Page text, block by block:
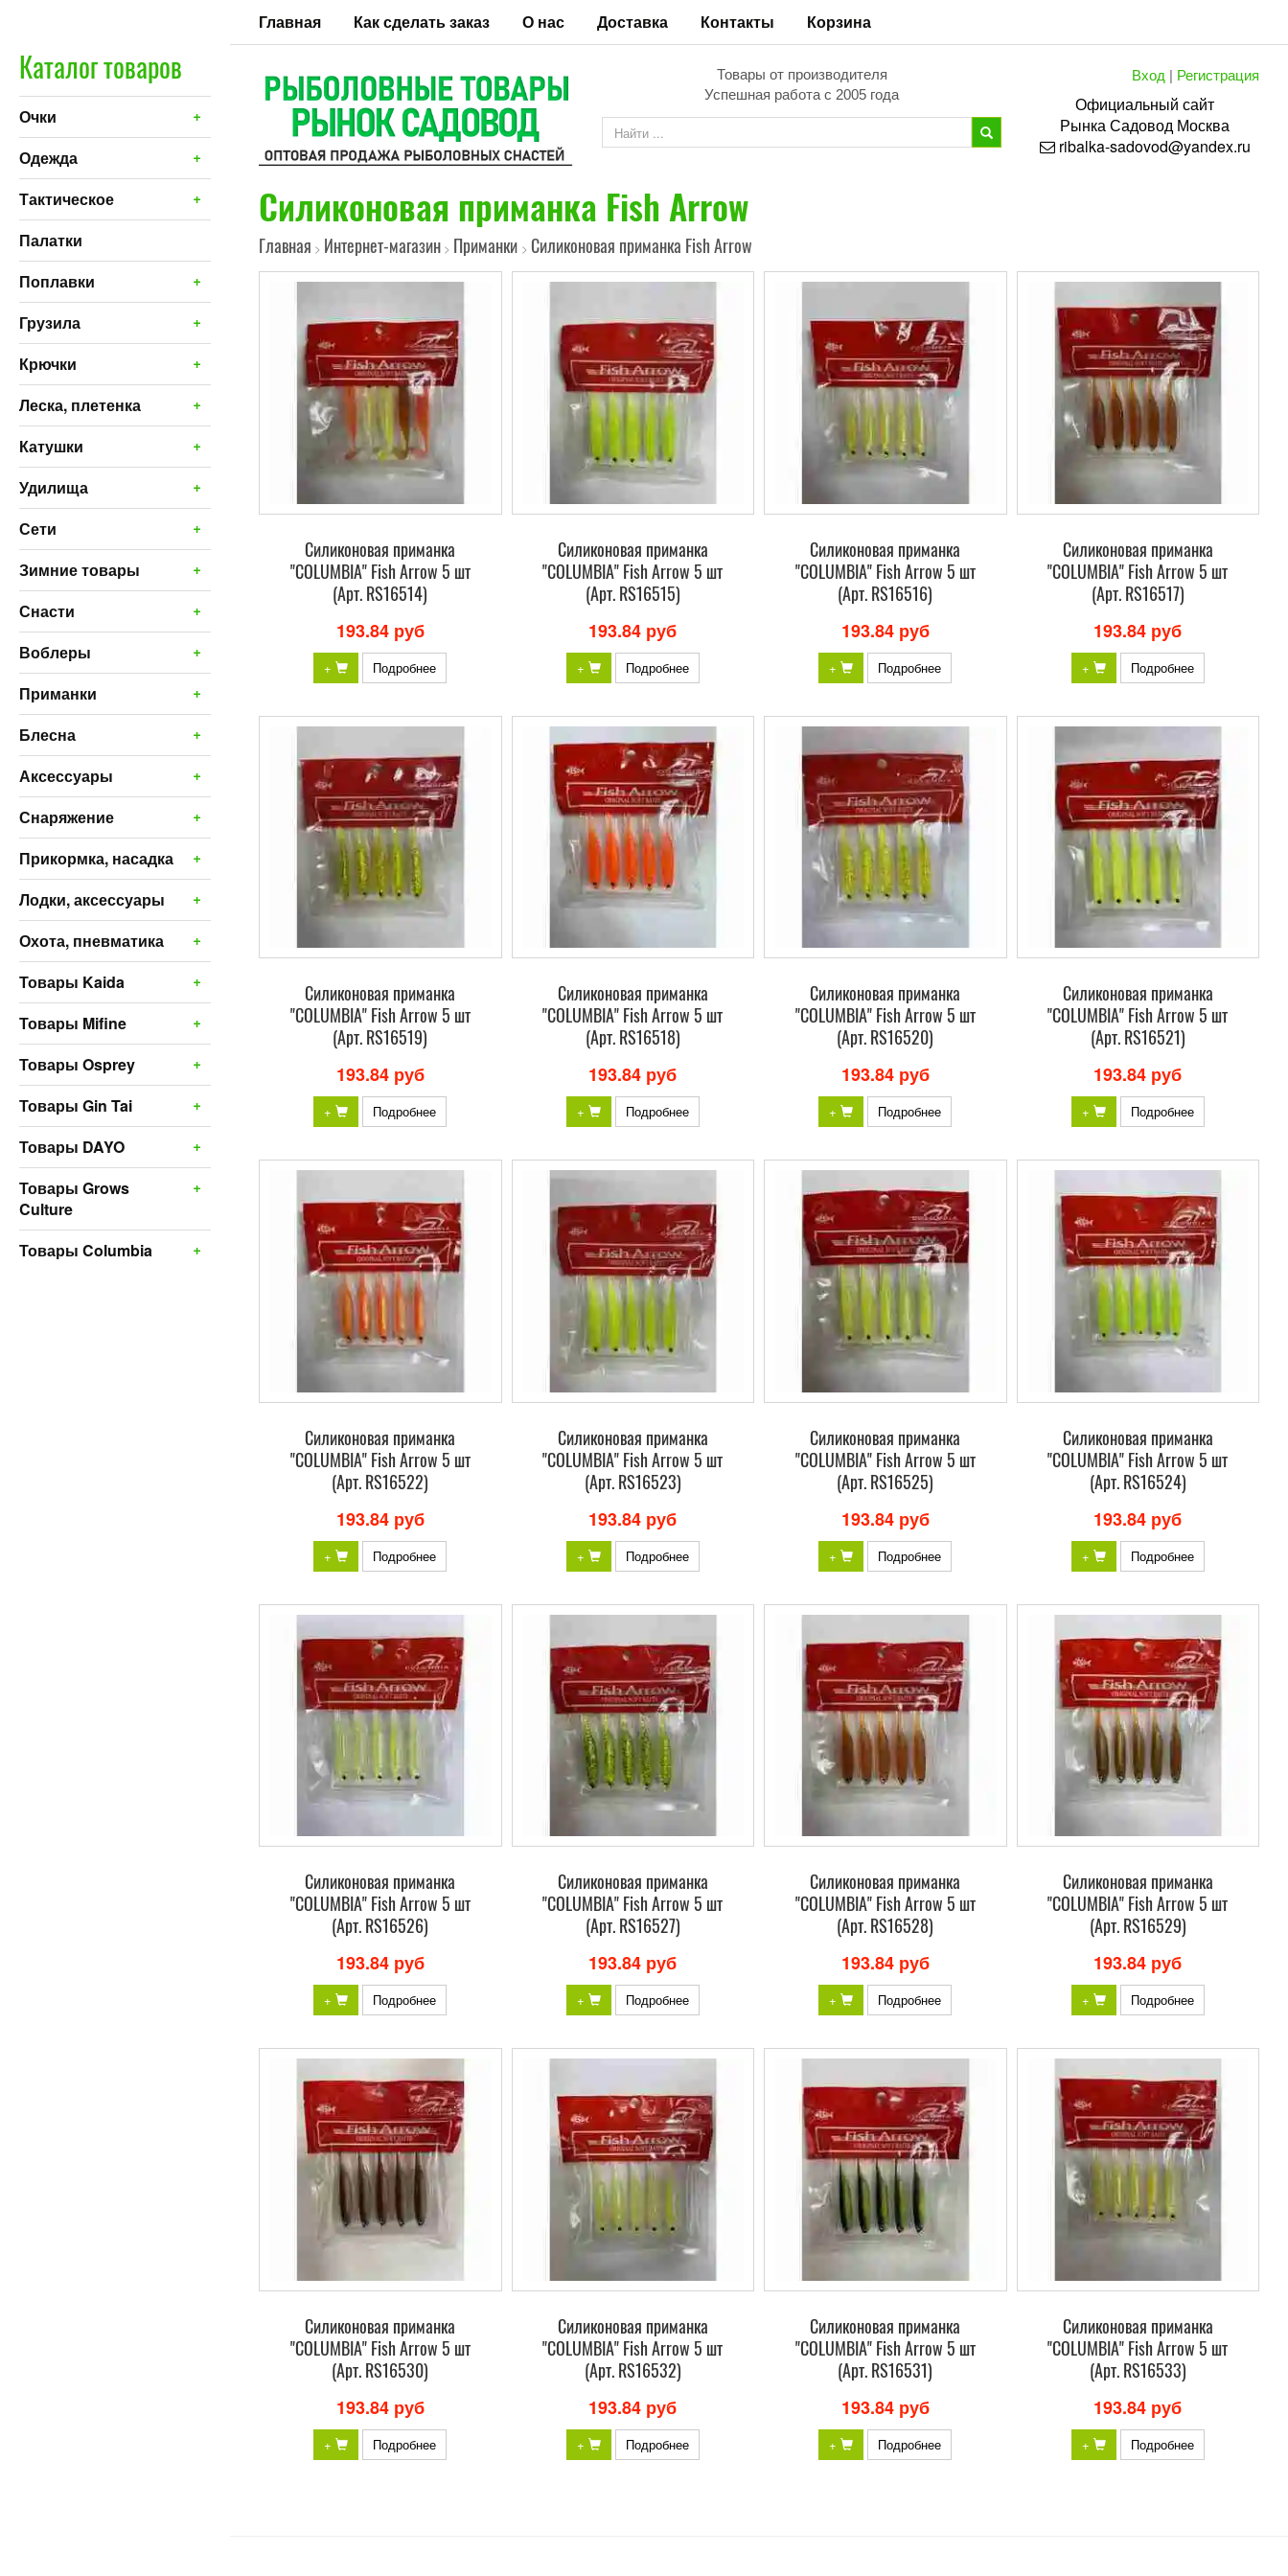
Главная Как сделать заказ О нас Доставка Контакты Корзина
Товары от производителя
Успешная работа с 2005 года
Вход | Регистрация
Официальный сайт
РынкаСадовод Москва
ribalka-sadovod@yandex.ru
Каталог товаров
+
Очки
+
Одежда
+
Тактическое
Палатки
+
Поплавки
+
Грузила
+
Крючки
+
Леска, плетенка
+
Катушки
+
Удилища
+
Сети
+
Зимние товары
+
Снасти
+
Воблеры
+
Приманки
+
Блесна
+
Аксессуары
+
Снаряжение
+
Прикормка, насадка
+
Лодки, аксессуары
+
Охота, пневматика
+
Товары Kaida
+
Товары Mifine
+
Товары Osprey
+
Товары Gin Tai
+
Товары DAYO
+
Товары Grows
Culture
+
Товары Columbia
Силиконовая приманка Fish Arrow
Главная > Интернет-магазин > Приманки > Силиконовая приманка Fish Arrow
Силиконовая приманка
"COLUMBIA" Fish Arrow 5 шт
(Арт. RS16514)
193.84 руб
+ Подробнее
Силиконовая приманка
"COLUMBIA" Fish Arrow 5 шт
(Арт. RS16515)
193.84 руб
+ Подробнее
Силиконовая приманка
"COLUMBIA" Fish Arrow 5 шт
(Арт. RS16516)
193.84 руб
+ Подробнее
Силиконовая приманка
"COLUMBIA" Fish Arrow 5 шт
(Арт. RS16517)
193.84 руб
+ Подробнее
Силиконовая приманка
"COLUMBIA" Fish Arrow 5 шт
(Арт. RS16519)
193.84 руб
+ Подробнее
Силиконовая приманка
"COLUMBIA" Fish Arrow 5 шт
(Арт. RS16518)
193.84 руб
+ Подробнее
Силиконовая приманка
"COLUMBIA" Fish Arrow 5 шт
(Арт. RS16520)
193.84 руб
+ Подробнее
Силиконовая приманка
"COLUMBIA" Fish Arrow 5 шт
(Арт. RS16521)
193.84 руб
+ Подробнее
Силиконовая приманка
"COLUMBIA" Fish Arrow 5 шт
(Арт. RS16522)
193.84 руб
+ Подробнее
Силиконовая приманка
"COLUMBIA" Fish Arrow 5 шт
(Арт. RS16523)
193.84 руб
+ Подробнее
Силиконовая приманка
"COLUMBIA" Fish Arrow 5 шт
(Арт. RS16525)
193.84 руб
+ Подробнее
Силиконовая приманка
"COLUMBIA" Fish Arrow 5 шт
(Арт. RS16524)
193.84 руб
+ Подробнее
Силиконовая приманка
"COLUMBIA" Fish Arrow 5 шт
(Арт. RS16526)
193.84 руб
+ Подробнее
Силиконовая приманка
"COLUMBIA" Fish Arrow 5 шт
(Арт. RS16527)
193.84 руб
+ Подробнее
Силиконовая приманка
"COLUMBIA" Fish Arrow 5 шт
(Арт. RS16528)
193.84 руб
+ Подробнее
Силиконовая приманка
"COLUMBIA" Fish Arrow 5 шт
(Арт. RS16529)
193.84 руб
+ Подробнее
Силиконовая приманка
"COLUMBIA" Fish Arrow 5 шт
(Арт. RS16530)
193.84 руб
+ Подробнее
Силиконовая приманка
"COLUMBIA" Fish Arrow 5 шт
(Арт. RS16532)
193.84 руб
+ Подробнее
Силиконовая приманка
"COLUMBIA" Fish Arrow 5 шт
(Арт. RS16531)
193.84 руб
+ Подробнее
Силиконовая приманка
"COLUMBIA" Fish Arrow 5 шт
(Арт. RS16533)
193.84 руб
+ Подробнее